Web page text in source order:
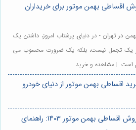
اقساطی بهمن موتور برای خریداران
در تهران - در دنیای پرشتاب امروز، داشتن یک
یک تجمل نیست، بلکه یک ضرورت محسوب می
است. | مشاهده و خرید
اقساطی بهمن موتور از دنیای خودرو
راهنمای جامع ⭐️ فروش اقساطی بهمن موتور 1403: راهنمای